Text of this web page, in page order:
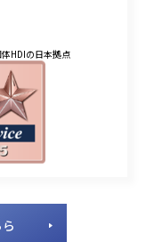
HDIの日本拠点